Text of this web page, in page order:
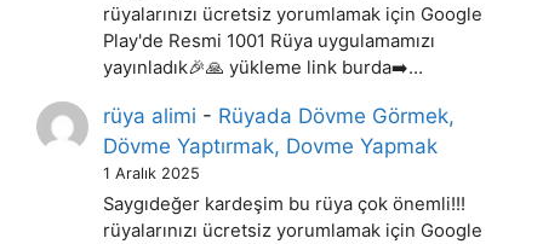
rüyalarınızı ücretsiz yorumlamak için Google
Play'de Resmi 1001 Rüya uygulamamızı
yayınladık🎉🙏 yükleme link burda➡️…
rüya alimi - Rüyada Dövme Görmek,
Dövme Yaptırmak, Dovme Yapmak
1 Aralık 2025
Saygıdeğer kardeşim bu rüya çok önemli!!!
rüyalarınızı ücretsiz yorumlamak için Google